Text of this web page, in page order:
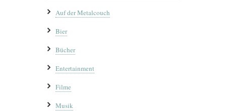
Auf der Metalcouch
Bier
Bücher
Entertainment
Filme
Musik